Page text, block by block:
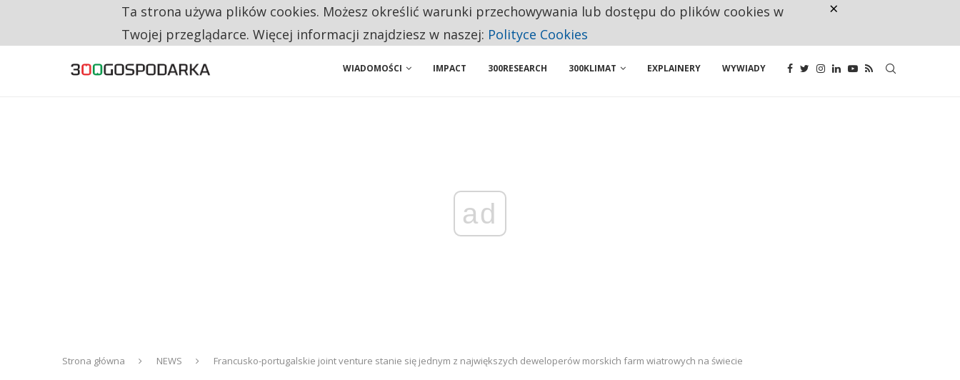
RESTRYKCJE CHIN UDERZAJĄ W EUROPEJSKI PRZEMYSŁ. NA LIŚCIE SĄ DWA PODMIOTY Z POLSKI
WIADOMOŚCI IMPACT 300RESEARCH 300KLIMAT EXPLAINERY WYWIADY
ad
Strona główna NEWS Francusko-portugalskie joint venture stanie się jednym z największych deweloperów morskich farm wiatrowych na świecie
Ta strona używa plików cookies. Możesz określić warunki przechowywania lub dostępu do plików cookies w
Twojej przeglądarce. Więcej informacji znajdziesz w naszej: Polityce Cookies
×